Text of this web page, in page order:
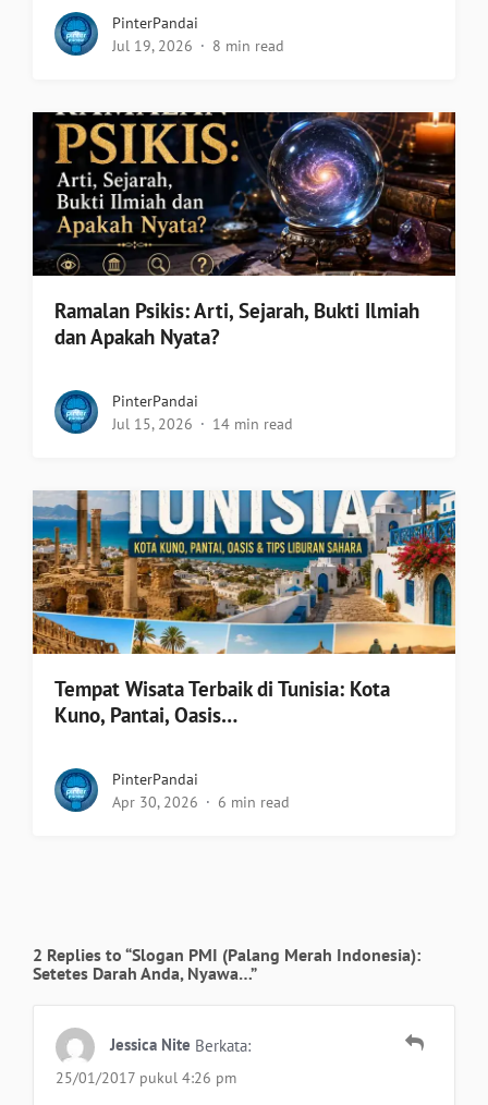
PinterPandai
Jul 19, 2026
8 min read
Ramalan Psikis: Arti, Sejarah, Bukti Ilmiah
dan Apakah Nyata?
PinterPandai
Jul 15, 2026
14 min read
Tempat Wisata Terbaik di Tunisia: Kota
Kuno, Pantai, Oasis…
PinterPandai
Apr 30, 2026
6 min read
2 Replies to “Slogan PMI (Palang Merah Indonesia):
Setetes Darah Anda, Nyawa…”
Jessica Nite Berkata:
25/01/2017 pukul 4:26 pm